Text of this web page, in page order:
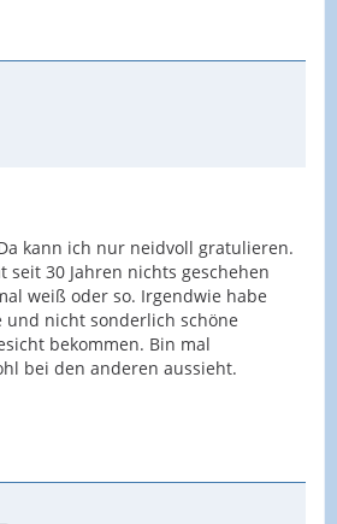
kann ich nur neidvoll gratulieren.
seit 30 Jahren nichts geschehen
weiß oder so. Irgendwie habe
nicht sonderlich schöne
bekommen. Bin mal
bei den anderen aussieht.